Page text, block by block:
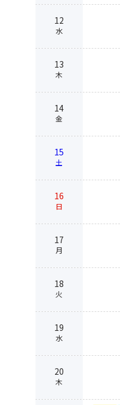
12
水
13
木
14
金
15
土
16
日
17
月
18
火
19
水
20
木